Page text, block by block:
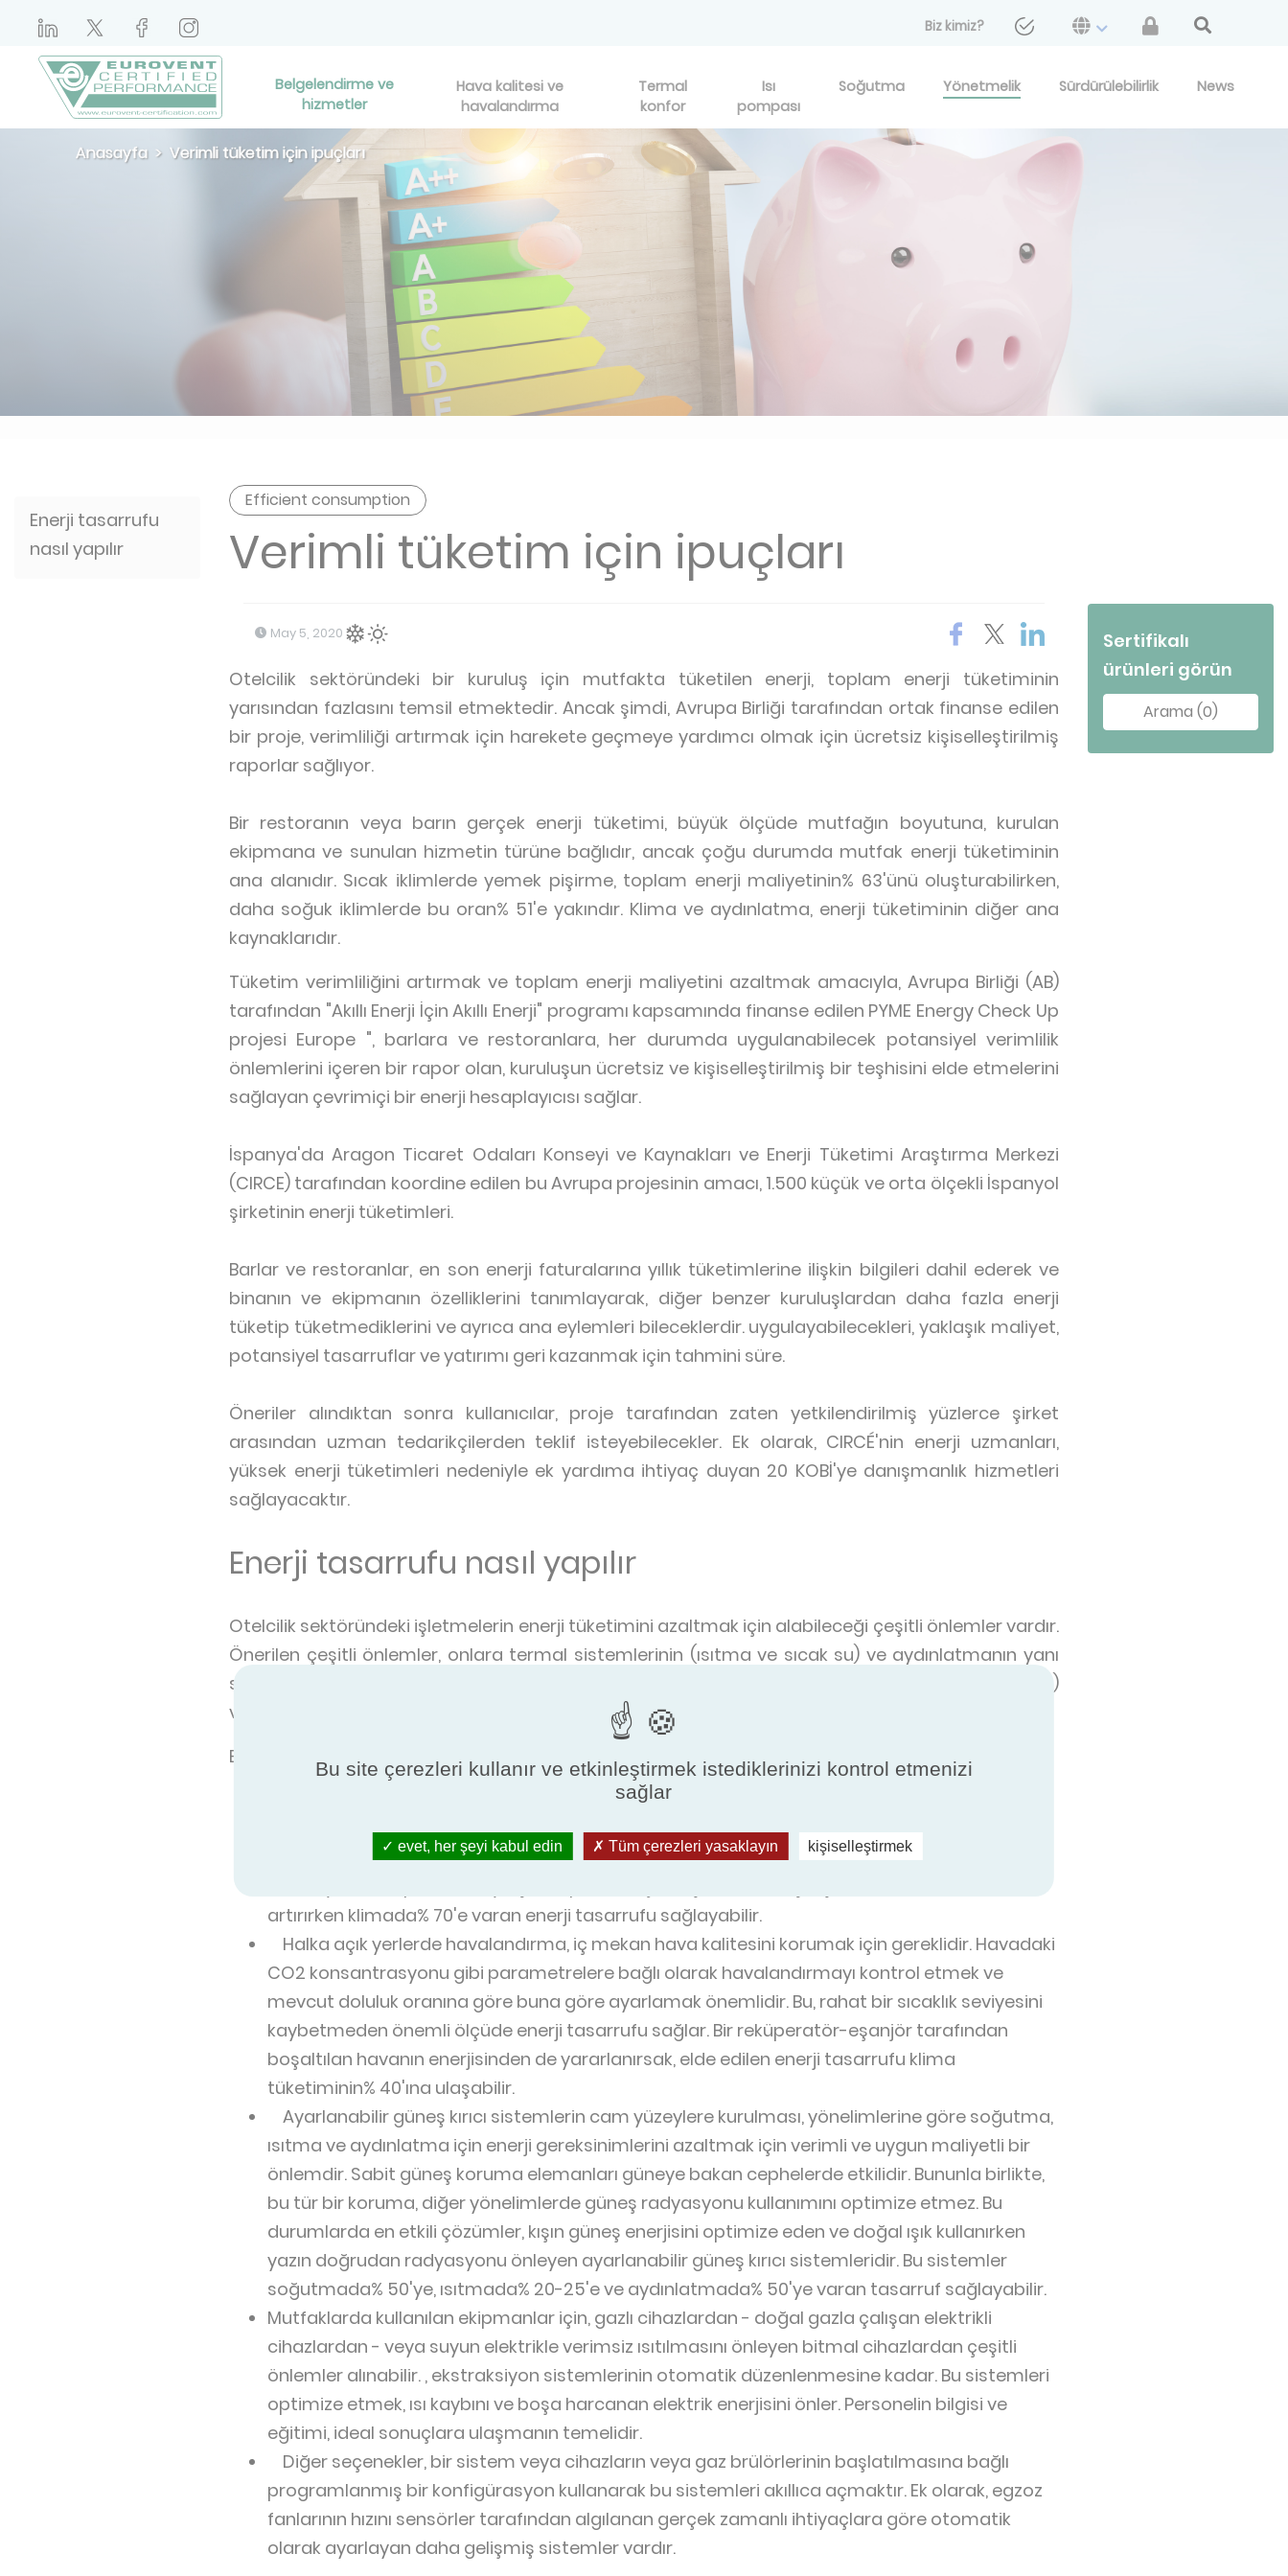
Biz kimiz?
Belgelendirme ve
hizmetler
Hava kalitesi ve
havalandırma
Termal
konfor
Isı
pompası
Soğutma Yönetmelik Sürdürülebilirlik News
Anasayfa Verimli tüketim için ipuçları
Enerji tasarrufu
nasıl yapılır
Efficient consumption
Verimli tüketim için ipuçları
May 5, 2020
Otelcilik sektöründeki bir kuruluş için mutfakta tüketilen enerji, toplam enerji tüketiminin
yarısından fazlasını temsil etmektedir. Ancak şimdi, Avrupa Birliği tarafından ortak finanse edilen
bir proje, verimliliği artırmak için harekete geçmeye yardımcı olmak için ücretsiz kişiselleştirilmiş
raporlar sağlıyor.
Bir restoranın veya barın gerçek enerji tüketimi, büyük ölçüde mutfağın boyutuna, kurulan
ekipmana ve sunulan hizmetin türüne bağlıdır, ancak çoğu durumda mutfak enerji tüketiminin
ana alanıdır. Sıcak iklimlerde yemek pişirme, toplam enerji maliyetinin% 63'ünü oluşturabilirken,
daha soğuk iklimlerde bu oran% 51'e yakındır. Klima ve aydınlatma, enerji tüketiminin diğer ana
kaynaklarıdır.
Tüketim verimliliğini artırmak ve toplam enerji maliyetini azaltmak amacıyla, Avrupa Birliği (AB)
tarafından "Akıllı Enerji İçin Akıllı Enerji" programı kapsamında finanse edilen PYME Energy Check Up
projesi Europe ", barlara ve restoranlara, her durumda uygulanabilecek potansiyel verimlilik
önlemlerini içeren bir rapor olan, kuruluşun ücretsiz ve kişiselleştirilmiş bir teşhisini elde etmelerini
sağlayan çevrimiçi bir enerji hesaplayıcısı sağlar.
İspanya'da Aragon Ticaret Odaları Konseyi ve Kaynakları ve Enerji Tüketimi Araştırma Merkezi
(CIRCE) tarafından koordine edilen bu Avrupa projesinin amacı, 1.500 küçük ve orta ölçekli İspanyol
şirketinin enerji tüketimleri.
Barlar ve restoranlar, en son enerji faturalarına yıllık tüketimlerine ilişkin bilgileri dahil ederek ve
binanın ve ekipmanın özelliklerini tanımlayarak, diğer benzer kuruluşlardan daha fazla enerji
tüketip tüketmediklerini ve ayrıca ana eylemleri bileceklerdir. uygulayabilecekleri, yaklaşık maliyet,
potansiyel tasarruflar ve yatırımı geri kazanmak için tahmini süre.
Öneriler alındıktan sonra kullanıcılar, proje tarafından zaten yetkilendirilmiş yüzlerce şirket
arasından uzman tedarikçilerden teklif isteyebilecekler. Ek olarak, CIRCÉ'nin enerji uzmanları,
yüksek enerji tüketimleri nedeniyle ek yardıma ihtiyaç duyan 20 KOBİ'ye danışmanlık hizmetleri
sağlayacaktır.
Enerji tasarrufu nasıl yapılır
Otelcilik sektöründeki işletmelerin enerji tüketimini azaltmak için alabileceği çeşitli önlemler vardır.
Önerilen çeşitli önlemler, onlara termal sistemlerinin (ısıtma ve sıcak su) ve aydınlatmanın yanı
sıra çevredeki belirli eylemlerin (binalarının cepheleri ve pencereleri veya profesyonel ekipman)
verimliliğini nasıl artıracaklarını göstermektedir.
Bazı önlemlerin yüksek derecede uygulanabilirliği ve yüksek tasarruf potansiyeli vardır:
Kuruluşun girişine hava bariyerlerinin montajı: bunlar, iç ve dış arasındaki ısı alışverişini en aza
indirir, çünkü çoğu zaman bir otelin girişi önemli ölçüde klima kayıplarına neden olur ( sıcak ve
soğuk için), örneğin, açık kalan veya elverişsiz rüzgar yönüne sahip basit otomatik kapılar
artırırken klimada% 70'e varan enerji tasarrufu sağlayabilir.
Halka açık yerlerde havalandırma, iç mekan hava kalitesini korumak için gereklidir. Havadaki
CO2 konsantrasyonu gibi parametrelere bağlı olarak havalandırmayı kontrol etmek ve
mevcut doluluk oranına göre buna göre ayarlamak önemlidir. Bu, rahat bir sıcaklık seviyesini
kaybetmeden önemli ölçüde enerji tasarrufu sağlar. Bir reküperatör-eşanjör tarafından
boşaltılan havanın enerjisinden de yararlanırsak, elde edilen enerji tasarrufu klima
tüketiminin% 40'ına ulaşabilir.
Ayarlanabilir güneş kırıcı sistemlerin cam yüzeylere kurulması, yönelimlerine göre soğutma,
ısıtma ve aydınlatma için enerji gereksinimlerini azaltmak için verimli ve uygun maliyetli bir
önlemdir. Sabit güneş koruma elemanları güneye bakan cephelerde etkilidir. Bununla birlikte,
bu tür bir koruma, diğer yönelimlerde güneş radyasyonu kullanımını optimize etmez. Bu
durumlarda en etkili çözümler, kışın güneş enerjisini optimize eden ve doğal ışık kullanırken
yazın doğrudan radyasyonu önleyen ayarlanabilir güneş kırıcı sistemleridir. Bu sistemler
soğutmada% 50'ye, ısıtmada% 20-25'e ve aydınlatmada% 50'ye varan tasarruf sağlayabilir.
Mutfaklarda kullanılan ekipmanlar için, gazlı cihazlardan - doğal gazla çalışan elektrikli
cihazlardan - veya suyun elektrikle verimsiz ısıtılmasını önleyen bitmal cihazlardan çeşitli
önlemler alınabilir. , ekstraksiyon sistemlerinin otomatik düzenlenmesine kadar. Bu sistemleri
optimize etmek, ısı kaybını ve boşa harcanan elektrik enerjisini önler. Personelin bilgisi ve
eğitimi, ideal sonuçlara ulaşmanın temelidir.
Diğer seçenekler, bir sistem veya cihazların veya gaz brülörlerinin başlatılmasına bağlı
programlanmış bir konfigürasyon kullanarak bu sistemleri akıllıca açmaktır. Ek olarak, egzoz
fanlarının hızını sensörler tarafından algılanan gerçek zamanlı ihtiyaçlara göre otomatik
olarak ayarlayan daha gelişmiş sistemler vardır.
Sertifikalı
ürünleri görün
Arama (0)
Bu site çerezleri kullanır ve etkinleştirmek istediklerinizi kontrol etmenizi
sağlar
evet, her şeyi kabul edin Tüm çerezleri yasaklayın kişiselleştirmek